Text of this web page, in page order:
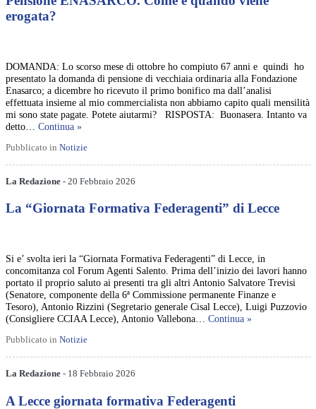
erogata?
DOMANDA: Lo scorso mese di ottobre ho compiuto 67 anni e quindi ho
presentato la domanda di pensione di vecchiaia ordinaria alla Fondazione
Enasarco; a dicembre ho ricevuto il primo bonifico ma dall’analisi
effettuata insieme al mio commercialista non abbiamo capito quali mensilità
mi sono state pagate. Potete aiutarmi? RISPOSTA: Buonasera. Intanto va
detto… Continua »
Pubblicato in Notizie
La Redazione - 20 Febbraio 2026
La “Giornata Formativa Federagenti” di Lecce
Si e’ svolta ieri la “Giornata Formativa Federagenti” di Lecce, in
concomitanza col Forum Agenti Salento. Prima dell’inizio dei lavori hanno
portato il proprio saluto ai presenti tra gli altri Antonio Salvatore Trevisi
(Senatore, componente della 6ª Commissione permanente Finanze e
Tesoro), Antonio Rizzini (Segretario generale Cisal Lecce), Luigi Puzzovio
(Consigliere CCIAA Lecce), Antonio Vallebona… Continua »
Pubblicato in Notizie
La Redazione - 18 Febbraio 2026
A Lecce giornata formativa Federagenti